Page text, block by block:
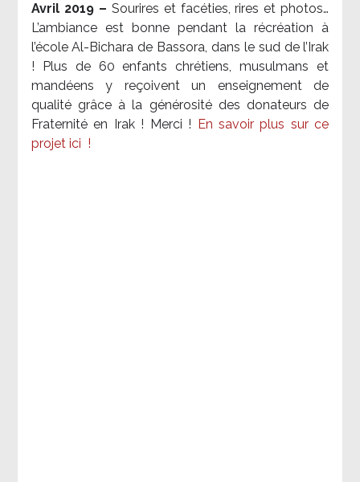
Avril 2019 – Sourires et facéties, rires et photos…
L’ambiance est bonne pendant la récréation à
l’école Al-Bichara de Bassora, dans le sud de l’Irak
! Plus de 60 enfants chrétiens, musulmans et
mandéens y reçoivent un enseignement de
qualité grâce à la générosité des donateurs de
Fraternité en Irak ! Merci !
En savoir plus sur ce
projet ici !